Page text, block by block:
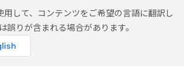
用して、コンテンツをご希望の言語に翻訳し
誤りが含まれる場合があります。